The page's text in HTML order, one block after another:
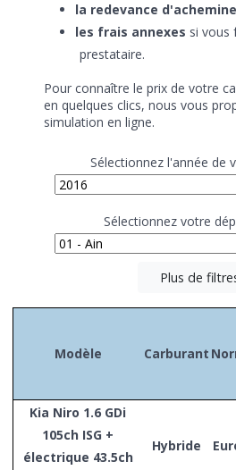
la redevance
les frais annexes si vous
prestataire.
Pour connaître le prix de votre
en quelques clics, nous vous
simulation en ligne.
Sélectionnez l'année de
Sélectionnez votre
Plus de
Modèle Carburant
Kia Niro 1.6 GDi
105ch ISG +
électrique 43.5ch
Hybride